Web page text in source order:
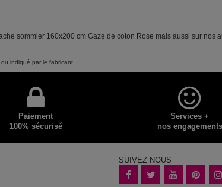
sommier 160x200 cm Gaze de coton Rose mais aussi sur
indiqué par le fabricant.
Paiement
100% sécurisé
Services +
nos engagements
SUIVEZ NOUS